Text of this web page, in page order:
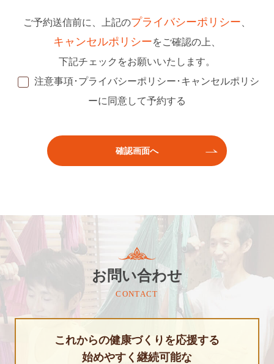
ご予約送信前に、上記のプライバシーポリシー
キャンセルポリシーをご確認の上、
下記チェックをお願いいたします。
注意事項･プライバシーポリシー･キャンセルポリシ
ーに同意して予約する
お問い合わせ
CONTACT
これからの健康づくりを応援する
始めやすく継続可能な